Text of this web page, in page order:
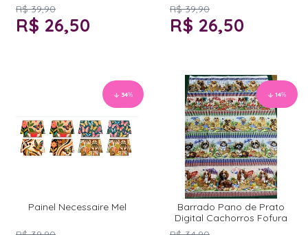
R$ 39,90
R$ 26,50
R$ 39,90
R$ 26,50
34%
Painel Necessaire Mel
14%
Barrado Pano de Prato
Digital Cachorros Fofura